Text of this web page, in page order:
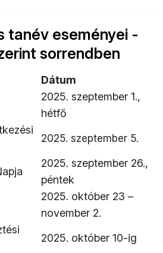
tanév eseményei -
sorrendben
Dátum
2025. szeptember 1.,
hétfő
2025. szeptember 5.
2025. szeptember 26.,
péntek
2025. október 23 –
november 2.
2025. október 10-ig